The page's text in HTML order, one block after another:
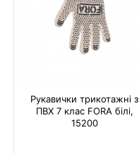
Рукавички трикотажні з
ПВХ 7 клас FORA білі,
15200